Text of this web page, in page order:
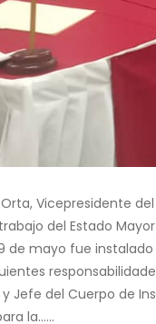
Vicepresidente
del Estado
de mayo fue
Jefe del Cuerpo de
la......